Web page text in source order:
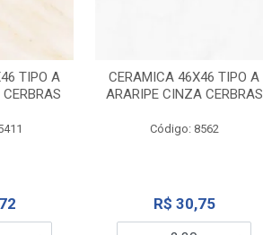
TIPO A
CERAMICA 46X46 TIPO A
ARARIPE CINZA CERBRAS
Código: 8562
R$ 30,75